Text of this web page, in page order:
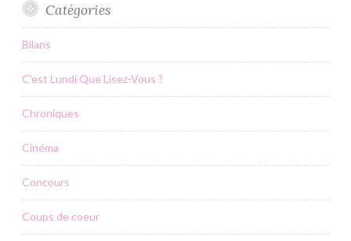
Catégories
Bilans
C'est Lundi Que Lisez-Vous ?
Chroniques
Cinéma
Concours
Coups de coeur